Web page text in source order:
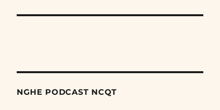
NGHE PODCAST NCQT